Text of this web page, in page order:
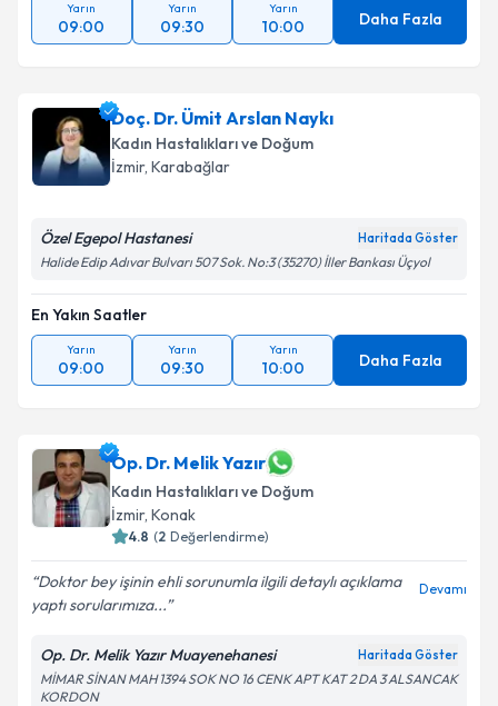
Yarın
09:00
Yarın
09:30
Yarın
10:00 Daha Fazla
Doç. Dr. Ümit Arslan Naykı
Kadın Hastalıkları ve Doğum
İzmir, Karabağlar
Özel Egepol Hastanesi Haritada Göster
Halide Edip Adıvar Bulvarı 507 Sok. No:3 (35270) İller Bankası Üçyol
En Yakın Saatler
Yarın
09:00
Yarın
09:30
Yarın
10:00 Daha Fazla
Op. Dr. Melik Yazır
Kadın Hastalıkları ve Doğum
İzmir, Konak
4.8 (2 Değerlendirme)
Doktor bey işinin ehli sorunumla ilgili detaylı açıklama
yaptı sorularımıza...
Devamı
Op. Dr. Melik Yazır Muayenehanesi Haritada Göster
MİMAR SİNAN MAH 1394 SOK NO 16 CENK APT KAT 2 DA 3 ALSANCAK
KORDON